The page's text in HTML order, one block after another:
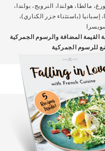
مالطا، هولندا، النرويج، بولندا،
إسبانيا (باستثناء جزر الكناري)،